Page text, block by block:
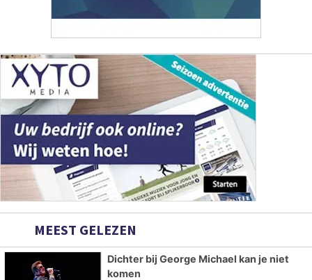
MEEST GELEZEN
Dichter bij George Michael kan je niet
komen